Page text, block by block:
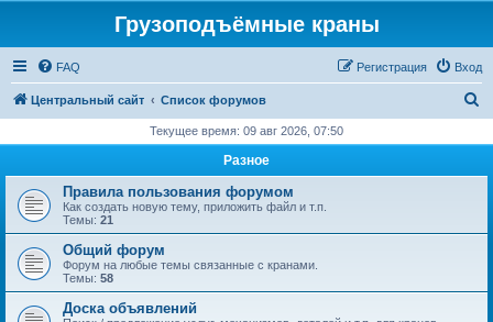
Грузоподъёмные краны
FAQ Вход
Регистрация
Центральный сайт Список форумов
с
Текущее время: 09 авг 2026, 07:50
Разное
Правила пользования форумом
Как создать новую тему, приложить файл и т.п.
Темы: 21
Общий форум
Форум на любые темы связанные с кранами.
Темы: 58
Доска объявлений